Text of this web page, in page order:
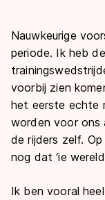
Nauwkeurige
periode. Ik heb
voorbij zien
het eerste echte
worden voor ons
de rijders zelf.
nog dat ‘ie
Ik ben vooral